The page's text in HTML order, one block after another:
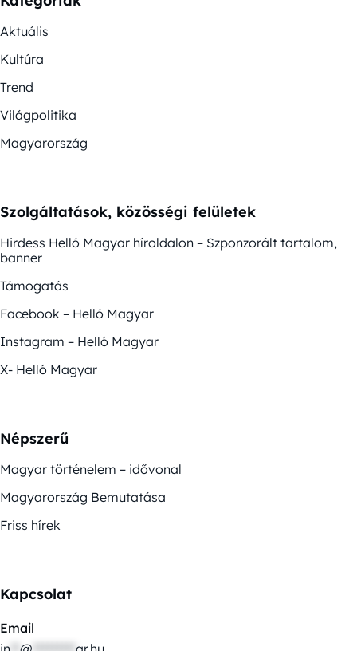
Aktuális
Kultúra
Trend
Világpolitika
Magyarország
Szolgáltatások, közösségi felületek
Hirdess Helló Magyar híroldalon – Szponzorált tartalom,
banner
Támogatás
Facebook – Helló Magyar
Instagram – Helló Magyar
X- Helló Magyar
Népszerű
Magyar történelem – idővonal
Magyarország Bemutatása
Friss hírek
Kapcsolat
Email